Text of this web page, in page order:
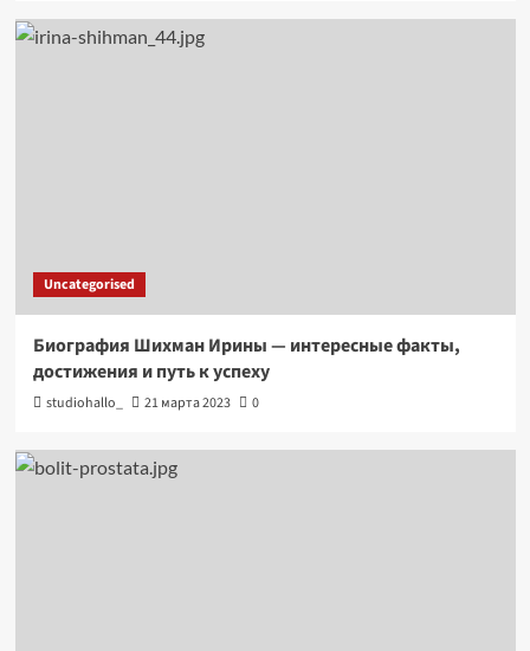
Uncategorised
Биография Шихман Ирины — интересные факты,
достижения и путь к успеху
studiohallo_ 21 марта 2023 0